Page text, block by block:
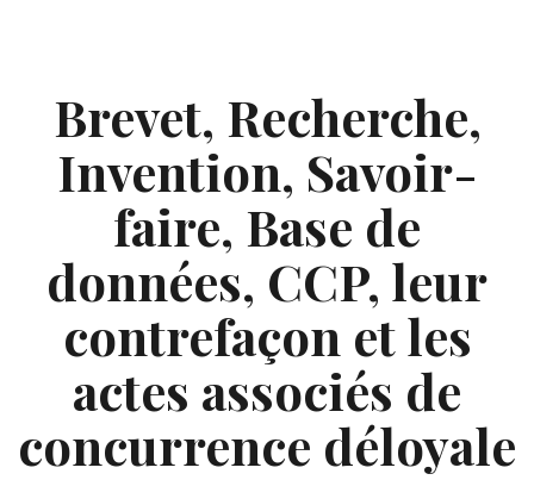
Brevet, Recherche,
Invention, Savoir-
faire, Base de
données, CCP, leur
contrefaçon et les
actes associés de
concurrence déloyale